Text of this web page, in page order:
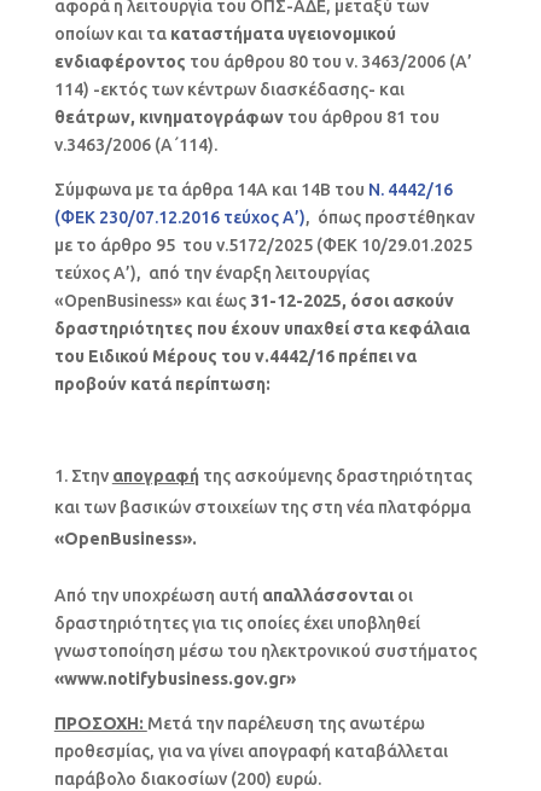
αφορά η λειτουργία του ΟΠΣ-ΑΔΕ, μεταξύ των
οποίων και τα καταστήματα υγειονομικού
ενδιαφέροντος του άρθρου 80 του ν. 3463/2006 (Α’
114) -εκτός των κέντρων διασκέδασης- και
θεάτρων, κινηματογράφωντου άρθρου 81 του
ν.3463/2006 (Α΄114).
Σύμφωνα με τα άρθρα 14Α και 14Β του Ν. 4442/16
(ΦΕΚ 230/07.12.2016 τεύχος Α’), όπως προστέθηκαν
με το άρθρο 95 του ν.5172/2025 (ΦΕΚ 10/29.01.2025
τεύχος Α’), από την έναρξη λειτουργίας
«OpenBusiness» και έως 31-12-2025, όσοι ασκούν
δραστηριότητες που έχουν υπαχθεί στα κεφάλαια
του Ειδικού Μέρους του ν.4442/16 πρέπει να
προβούν κατά περίπτωση:
Στην απογραφή της ασκούμενης δραστηριότητας
και των βασικών στοιχείων της στη νέα πλατφόρμα
«OpenBusiness».
Από την υποχρέωση αυτή απαλλάσσονταιοι
δραστηριότητες για τις οποίες έχει υποβληθεί
γνωστοποίηση μέσω του ηλεκτρονικού συστήματος
«www.notifybusiness.gov.gr»
ΠΡΟΣΟΧΗ: Μετά την παρέλευση της ανωτέρω
προθεσμίας, για να γίνει απογραφή καταβάλλεται
παράβολο διακοσίων (200) ευρώ.